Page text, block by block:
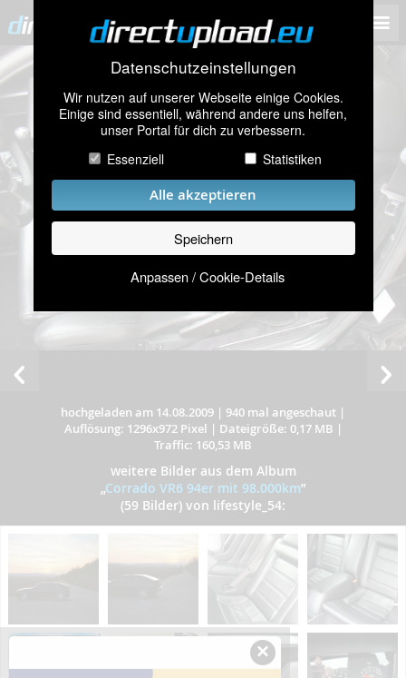
Datenschutzeinstellungen
Wir nutzen auf unserer Webseite einige Cookies.
Einige sind essentiell, während andere uns helfen,
unser Portal für dich zu verbessern.
Essenziell
Statistiken
Alle akzeptieren
Speichern
Anpassen / Cookie-Details
hochgeladen am 14.08.2009 | 940 mal angeschaut |
Auflösung: 1296x972 Pixel | Dateigröße: 0,17 MB |
Traffic: 160,53 MB
weitere Bilder aus dem Album
„Corrado VR6 94er mit 98.000km”
(59 Bilder) von lifestyle_54:
×